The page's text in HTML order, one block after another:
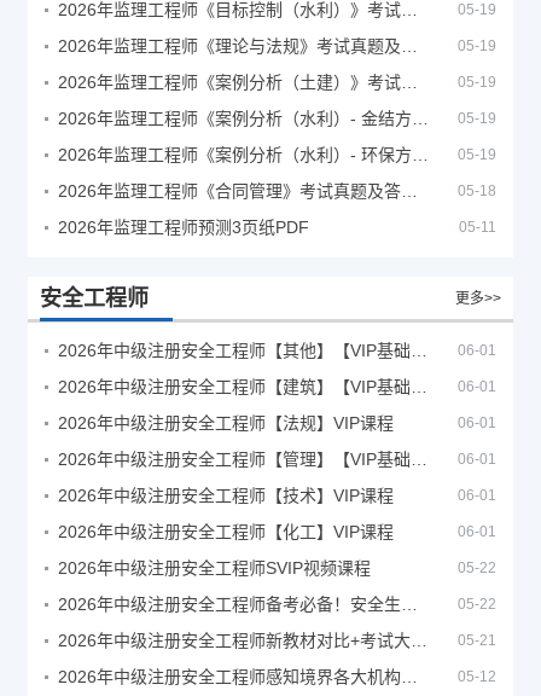
05-19
05-19
05-19
05-19
05-19
05-18
2026年监理工程师预测3页纸PDF 05-11
安全工程师 更多>>
06-01
06-01
2026年中级注册安全工程师【法规】VIP课程 06-01
06-01
2026年中级注册安全工程师【技术】VIP课程 06-01
2026年中级注册安全工程师【化工】VIP课程 06-01
2026年中级注册安全工程师SVIP视频课程 05-22
05-22
05-21
05-12